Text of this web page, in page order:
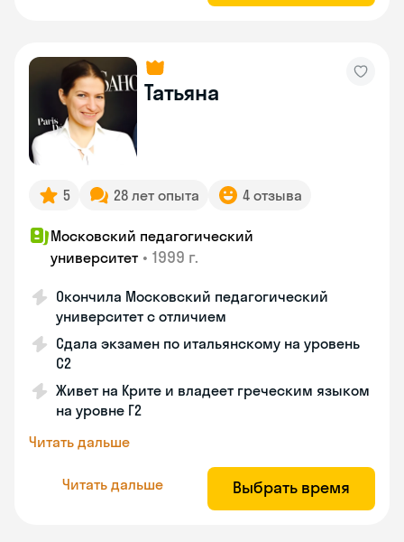
Татьяна
5 28 лет опыта 4 отзыва
Московский педагогический
университет • 1999 г.
Окончила Московский педагогический
университет с отличием
Сдала экзамен по итальянскому на уровень
С2
Живет на Крите и владеет греческим языком
на уровне Г2
Читать дальше
Читать дальше Выбрать время